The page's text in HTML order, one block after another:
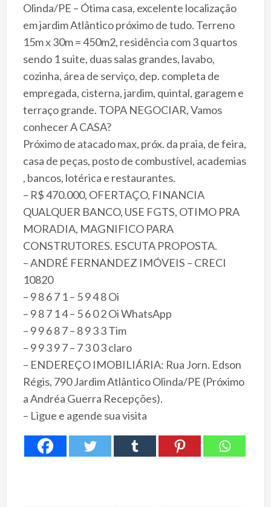
Olinda/PE – Ótima casa, excelente localização
em jardim Atlântico próximo de tudo. Terreno
15m x 30m = 450m2, residência com 3 quartos
sendo 1 suite, duas salas grandes, lavabo,
cozinha, área de serviço, dep. completa de
empregada, cisterna, jardim, quintal, garagem e
terraço grande. TOPA NEGOCIAR, Vamos
conhecer A CASA?
Próximo de atacado max, próx. da praia, de feira,
casa de peças, posto de combustível, academias
, bancos, lotérica e restaurantes.
– R$ 470.000, OFERTAÇO, FINANCIA
QUALQUER BANCO, USE FGTS, OTIMO PRA
MORADIA, MAGNIFICO PARA
CONSTRUTORES. ESCUTA PROPOSTA.
– ANDRÉ FERNANDEZ IMÓVEIS – CRECI
10820
– 9 8 6 7 1 – 5 9 4 8 Oi
– 9 8 7 1 4 – 5 6 0 2 Oi WhatsApp
– 9 9 6 8 7 – 8 9 3 3 Tim
– 9 9 3 9 7 – 7 3 0 3 claro
– ENDEREÇO IMOBILIÁRIA: Rua Jorn. Edson
Régis, 790 Jardim Atlântico Olinda/PE (Próximo
a Andréa Guerra Recepções).
– Ligue e agende sua visita